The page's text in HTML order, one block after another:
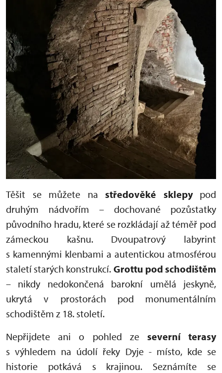
Těšit se můžete na středověké sklepypod
druhým nádvořím – dochované pozůstatky
původního hradu, které se rozkládají až téměř pod
zámeckou kašnu. Dvoupatrový labyrint
s kamennými klenbami a autentickou atmosférou
staletí starých konstrukcí. Grottu pod schodištěm
– nikdy nedokončená barokní umělá jeskyně,
ukrytá v prostorách pod monumentálním
schodištěm z 18. století.
Nepřijdete ani o pohled ze severní terasy
s výhledem na údolí řeky Dyje - místo, kde se
historie potkává s krajinou. Seznámíte se